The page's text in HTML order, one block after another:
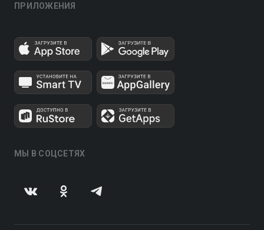
ПРИЛОЖЕНИЯ
МЫ В СОЦСЕТЯХ